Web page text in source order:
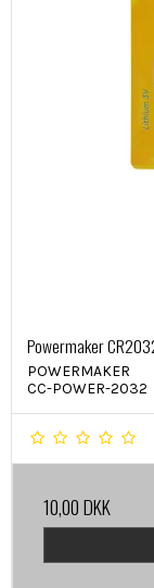
Powermaker
POWERMAKER
CC-POWER-2032
10,00 DKK